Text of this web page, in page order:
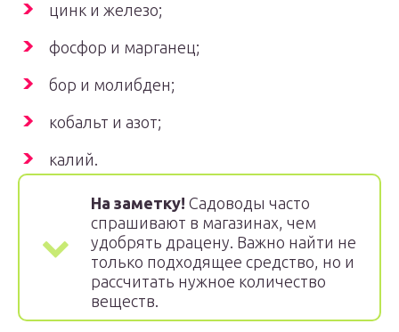
цинк и железо;
фосфор и марганец;
бор и молибден;
кобальт и азот;
калий.
На заметку! Садоводы часто
спрашивают в магазинах, чем
удобрять драцену. Важно найти не
только подходящее средство, но и
рассчитать нужное количество
веществ.